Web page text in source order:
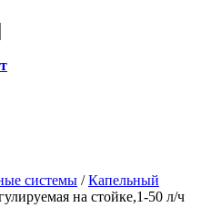
системы /Капельный
на стойке,1-50 л/ч